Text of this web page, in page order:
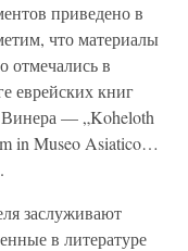
приведено в
что материалы
отмечались в
еврейских книг
Винера — „Koheloth
in Museo Asiatico…
заслуживают
в литературе